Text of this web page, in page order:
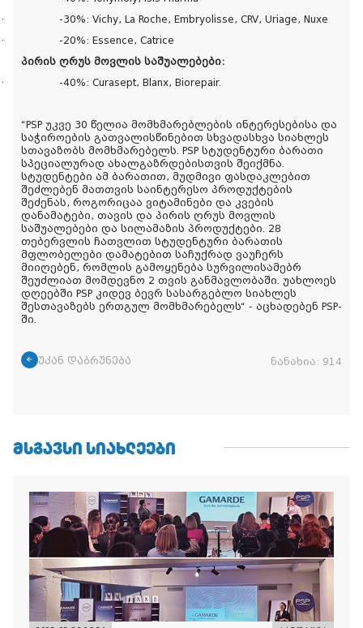
·
-30%: Vichy, La Roche, Embryolisse, CRV, Uriage, Nuxe
·
-20%: Essence, Catrice
პირის ღრუს მოვლის საშუალებები:
·
-40%: Curasept, Blanx, Biorepair.
“PSP უკვე 30 წელია მომხმარებლების ინტერესებისა და
საჭიროების გათვალისწინებით სხვადასხვა სიახლეს
სთავაზობს მომხმარებელს. PSP სტუდენტური ბარათი
სპეციალურად ახალგაზრდებისთვის შეიქმნა.
სტუდენტები ამ ბარათით, მუდმივი ფასდაკლებით
შეძლებენ მათთვის საინტერესო პროდუქტების
შეძენას, როგორიცაა ვიტამინები და კვების
დანამატები, თავის და პირის ღრუს მოვლის
საშუალებები და სილამაზის პროდუქტები. 28
თებერვლის ჩათვლით სტუდენტური ბარათის
მფლობელები დამატებით საჩუქრად ვაუჩერს
მიიღებენ, რომლის გამოყენება სურვილისამებრ
შეუძლიათ მომდევნო 2 თვის განმავლობაში. უახლოეს
დღეებში PSP კიდევ ბევრ სასარგებლო სიახლეს
შესთავაზებს ერთგულ მომხმარებელს“ - აცხადებენ PSP-
ში.
უკან დაბრუნება ნანახია: 914
ᲛᲡᲒᲐᲕᲡᲘ ᲡᲘᲐᲮᲚᲔᲔᲑᲘ